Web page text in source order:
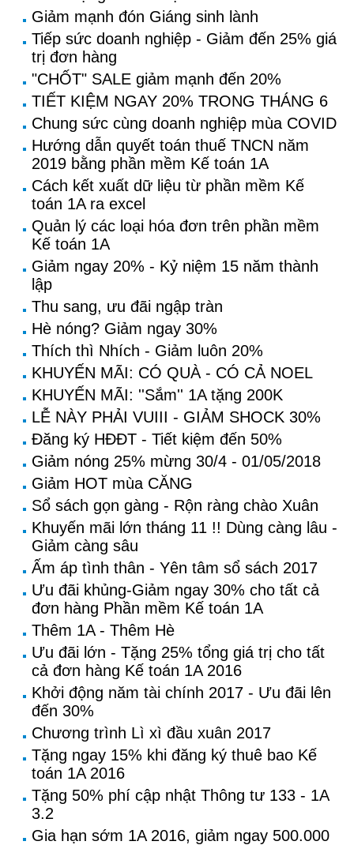
Giảm mạnh đón Giáng sinh lành
Tiếp sức doanh nghiệp - Giảm đến 25% giá
trị đơn hàng
"CHỐT" SALE giảm mạnh đến 20%
TIẾT KIỆM NGAY 20% TRONG THÁNG 6
Chung sức cùng doanh nghiệp mùa COVID
Hướng dẫn quyết toán thuế TNCN năm
2019 bằng phần mềm Kế toán 1A
Cách kết xuất dữ liệu từ phần mềm Kế
toán 1A ra excel
Quản lý các loại hóa đơn trên phần mềm
Kế toán 1A
Giảm ngay 20% - Kỷ niệm 15 năm thành
lập
Thu sang, ưu đãi ngập tràn
Hè nóng? Giảm ngay 30%
Thích thì Nhích - Giảm luôn 20%
KHUYẾN MÃI: CÓ QUÀ - CÓ CẢ NOEL
KHUYẾN MÃI: ''Sắm'' 1A tặng 200K
LỄ NÀY PHẢI VUIII - GIẢM SHOCK 30%
Đăng ký HĐĐT - Tiết kiệm đến 50%
Giảm nóng 25% mừng 30/4 - 01/05/2018
Giảm HOT mùa CĂNG
Sổ sách gọn gàng - Rộn ràng chào Xuân
Khuyến mãi lớn tháng 11 !! Dùng càng lâu -
Giảm càng sâu
Ấm áp tình thân - Yên tâm sổ sách 2017
Ưu đãi khủng-Giảm ngay 30% cho tất cả
đơn hàng Phần mềm Kế toán 1A
Thêm 1A - Thêm Hè
Ưu đãi lớn - Tặng 25% tổng giá trị cho tất
cả đơn hàng Kế toán 1A 2016
Khởi động năm tài chính 2017 - Ưu đãi lên
đến 30%
Chương trình Lì xì đầu xuân 2017
Tặng ngay 15% khi đăng ký thuê bao Kế
toán 1A 2016
Tặng 50% phí cập nhật Thông tư 133 - 1A
3.2
Gia hạn sớm 1A 2016, giảm ngay 500.000